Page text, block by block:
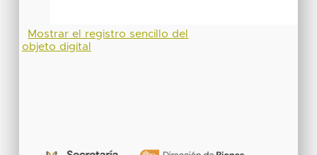
Mostrar el registro sencillo del
objeto digital